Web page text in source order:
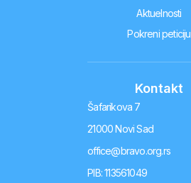
Aktuelnosti
Pokreni peticiju
Kontakt
Šafarikova 7
21000 Novi Sad
office@bravo.org.rs
PIB: 113561049